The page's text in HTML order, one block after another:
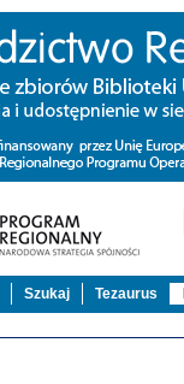
Szukaj Tezaurus